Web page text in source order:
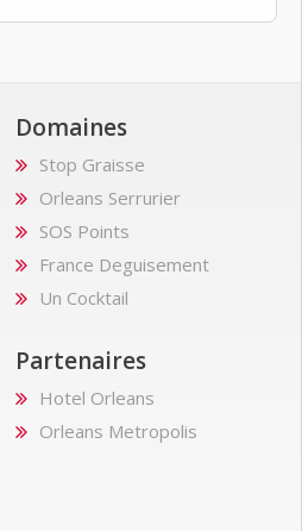
Domaines
Stop Graisse
Orleans Serrurier
SOS Points
France Deguisement
Un Cocktail
Partenaires
Hotel Orleans
Orleans Metropolis